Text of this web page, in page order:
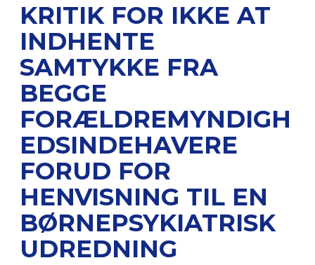
KRITIK FOR IKKE AT
INDHENTE
SAMTYKKE FRA
BEGGE
FORÆLDREMYNDIGH
EDSINDEHAVERE
FORUD FOR
HENVISNING TIL EN
BØRNEPSYKIATRISK
UDREDNING